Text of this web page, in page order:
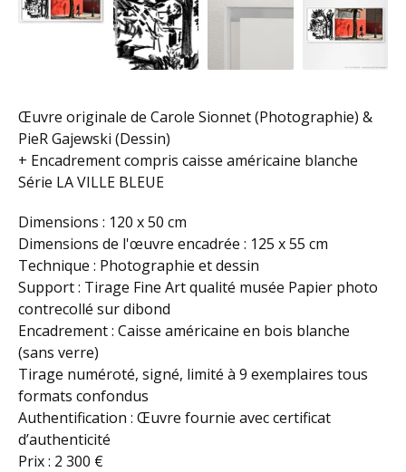
Œuvre originale de Carole Sionnet (Photographie) &
PieR Gajewski (Dessin)
+ Encadrement compris caisse américaine blanche
Série LA VILLE BLEUE
Dimensions : 120 x 50 cm
Dimensions de l'œuvre encadrée : 125 x 55 cm
Technique : Photographie et dessin
Support : Tirage Fine Art qualité musée Papier photo
contrecollé sur dibond
Encadrement : Caisse américaine en bois blanche
(sans verre)
Tirage numéroté, signé, limité à 9 exemplaires tous
formats confondus
Authentification : Œuvre fournie avec certificat
d’authenticité
Prix : 2 300 €